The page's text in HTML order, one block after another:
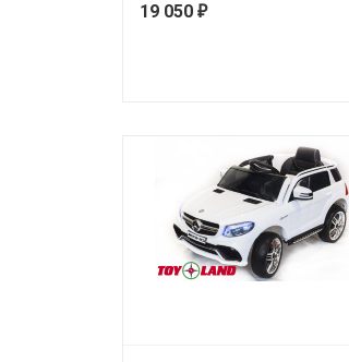
19 050₽